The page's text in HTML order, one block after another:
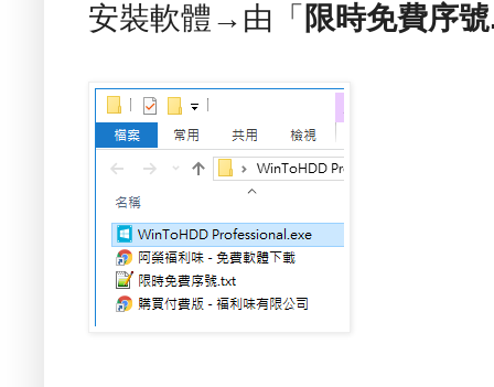
安裝軟體→由「 限時免費序